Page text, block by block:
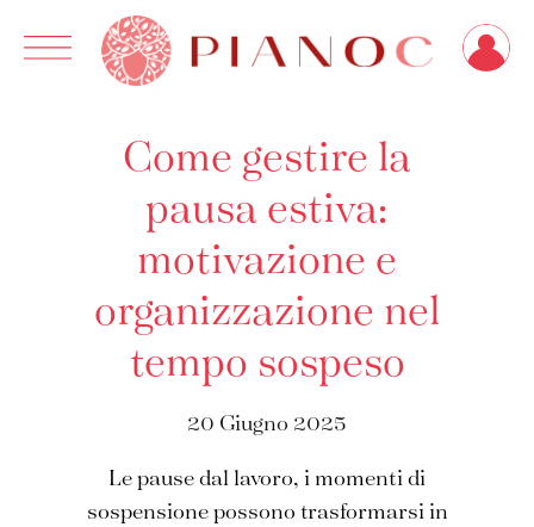
Come gestire la
pausa estiva:
motivazione e
organizzazione nel
tempo sospeso
20 Giugno 2025
Le pause dal lavoro, i momenti di
sospensione possono trasformarsi in